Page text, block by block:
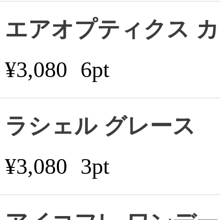
エアオプティクス
¥3,080 6pt
ラシェル グレース
¥3,080 3pt